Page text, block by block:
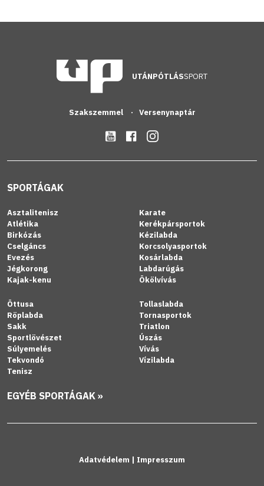
UTÁNPÓTLÁSSPORT
Szakszemmel Versenynaptár
SPORTÁGAK
Asztalitenisz
Atlétika
Birkózás
Cselgáncs
Evezés
Jégkorong
Kajak-kenu
Karate
Kerékpársportok
Kézilabda
Korcsolyasportok
Kosárlabda
Labdarúgás
Ökölvívás
Öttusa
Röplabda
Sakk
Sportlövészet
Súlyemelés
Tekvondó
Tenisz
Tollaslabda
Tornasportok
Triatlon
Úszás
Vívás
Vízilabda
EGYÉB SPORTÁGAK »
Adatvédelem | Impresszum